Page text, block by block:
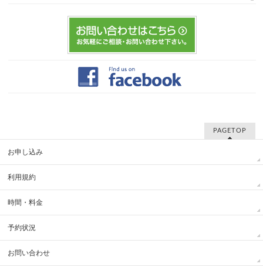
PAGETOP
お申し込み
利用規約
時間・料金
予約状況
お問い合わせ